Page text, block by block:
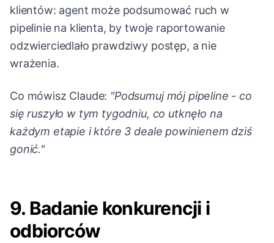
klientów: agent może podsumować ruch w
pipelinie na klienta, by twoje raportowanie
odzwierciedlało prawdziwy postęp, a nie
wrażenia.
Co mówisz Claude: "Podsumuj mój pipeline - co
się ruszyło w tym tygodniu, co utknęło na
każdym etapie i które 3 deale powinienem dziś
gonić."
9. Badanie konkurencji i
odbiorców